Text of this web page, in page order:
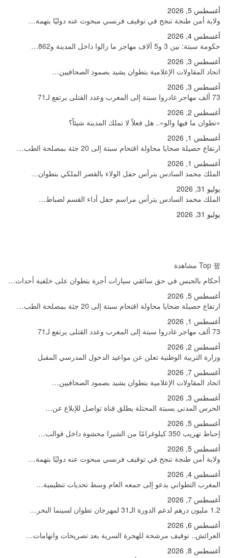
أغسطس 5, 2026
ولاية أمن طنجة تنجح في توقيف فرنسي مبحوث عنه دوليًا بتهمة…
أغسطس 4, 2026
حكومة سبتة: بين 3 و5 آلاف مهاجر ما زالوا داخل المدينة و862…
أغسطس 3, 2026
اتحاد المقاولات الإعلامية بتطوان يشيد بصمود الصحافيين…
أغسطس 3, 2026
73 ألف مهاجر غادروا سبتة إلى المغرب وعدد القتلى يرتفع لـ71
أغسطس 2, 2026
«تطوان ما فيها والو».. هل فعلاً لا تملك المدينة شيئاً؟
أغسطس 1, 2026
ارتفاع حصيلة ضحايا محاولة اقتحام سبتة إلى 20 جثة بمصلحة الطب…
أغسطس 1, 2026
الملك محمد السادس يترأس حفل الولاء بالقصر الملكي بتطوان…
يوليو 31, 2026
الملك محمد السادس يترأس مراسم حفل أداء القسم لضباط…
يوليو 31, 2026
أحكام بالحبس في حق سائقي سيارات أجرة بتطوان على خلفية أحداث…
أغسطس 5, 2026
ارتفاع حصيلة ضحايا محاولة اقتحام سبتة إلى 20 جثة بمصلحة الطب…
أغسطس 1, 2026
73 ألف مهاجر غادروا سبتة إلى المغرب وعدد القتلى يرتفع لـ71
أغسطس 2, 2026
وزارة التربية الوطنية تعلن عن مواعيد الدخول المدرسي المقبل
أغسطس 7, 2026
اتحاد المقاولات الإعلامية بتطوان يشيد بصمود الصحافيين…
أغسطس 3, 2026
الحرس المدني بسبتة المحتلة يطلق قناة تواصل للإبلاغ عن…
أغسطس 5, 2026
إحباط تهريب 350 كيلوغرامًا من الشيرا محشوة داخل قوالب…
أغسطس 5, 2026
ولاية أمن طنجة تنجح في توقيف فرنسي مبحوث عنه دوليًا بتهمة…
أغسطس 4, 2026
المغرب التطواني يدعو إلى جمعه العام وسط تحديات تنظيمية…
أغسطس 7, 2026
1.2 مليون درهم لدعم الدورة الـ31 لمهرجان تطوان لسينما البحر…
أغسطس 6, 2026
العرائش.. توقيف مرشحة للهجرة السرية بعد تصريحات واتهامات…
أغسطس 8, 2026